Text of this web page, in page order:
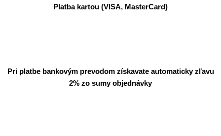
Platba kartou (VISA, MasterCard)
Pri platbe bankovým prevodom získavate automaticky zľavu
2% zo sumy objednávky